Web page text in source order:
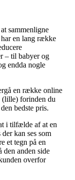
sammenligne
en lang række
– til babyer og
endda nogle
en række online
(lille) forinden du
bedste pris.
i tilfælde af at en
kan ses som
et tegn på en
den anden side
overfor